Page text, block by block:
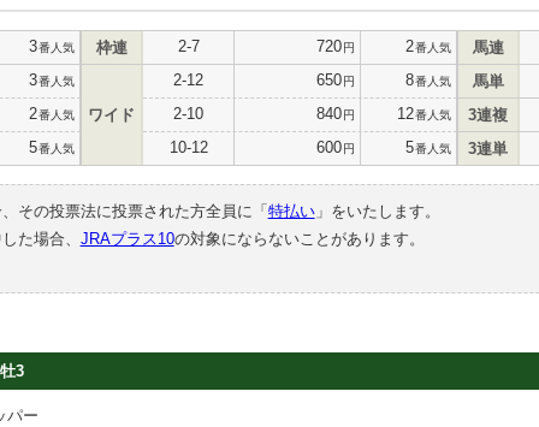
3番人気
3番人気
2番人気
5番人気
枠連 2-7 720円 2番人気
ワイド
2-12 650円 8番人気
2-10 840円 12番人気
10-12 600円 5番人気
馬連
馬単
3連複
3連単
その投票法に投票された方全員に「 特払い」をいたします。
た場合、 JRAプラス10の対象にならないことがあります。
牡3
パー